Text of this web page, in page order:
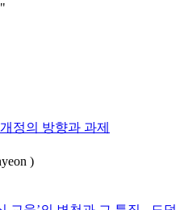
정의 방향과 과제
)